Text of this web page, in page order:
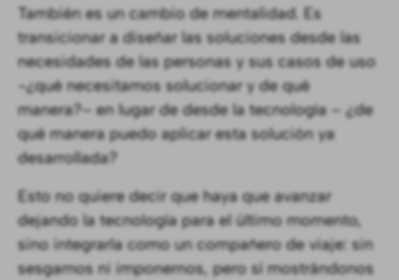
También es un cambio de mentalidad. Es
transicionar a diseñar las soluciones desde las
necesidades de las personas y sus casos de uso
-¿qué necesitamos solucionar y de qué
manera?– en lugar de desde la tecnología – ¿de
qué manera puedo aplicar esta solución ya
desarrollada?
Esto no quiere decir que haya que avanzar
dejando la tecnología para el último momento,
sino integrarla como un compañero de viaje: sin
sesgarnos ni imponernos, pero sí mostrándonos